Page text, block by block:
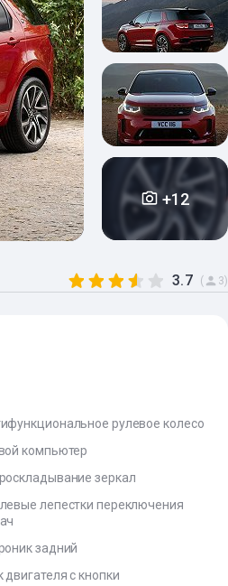
+12
3.7 ( 3)
рулевое колесо
компьютер
зеркал
лепестки переключения
задний
двигателя с кнопки